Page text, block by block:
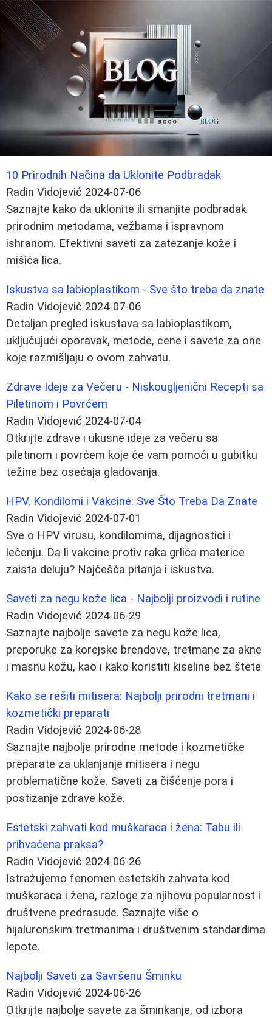
10 Prirodnih Načina da Uklonite Podbradak
Radin Vidojević 2024-07-06
Saznajte kako da uklonite ili smanjite podbradak
prirodnim metodama, vežbama i ispravnom
ishranom. Efektivni saveti za zatezanje kože i
mišića lica.
Iskustva sa labioplastikom - Sve što treba da znate
Radin Vidojević 2024-07-06
Detaljan pregled iskustava sa labioplastikom,
uključujući oporavak, metode, cene i savete za one
koje razmišljaju o ovom zahvatu.
Zdrave Ideje za Večeru - Niskougljenični Recepti sa
Piletinom i Povrćem
Radin Vidojević 2024-07-04
Otkrijte zdrave i ukusne ideje za večeru sa
piletinom i povrćem koje će vam pomoći u gubitku
težine bez osećaja gladovanja.
HPV, Kondilomi i Vakcine: Sve Što Treba Da Znate
Radin Vidojević 2024-07-01
Sve o HPV virusu, kondilomima, dijagnostici i
lečenju. Da li vakcine protiv raka grlića materice
zaista deluju? Najčešća pitanja i iskustva.
Saveti za negu kože lica - Najbolji proizvodi i rutine
Radin Vidojević 2024-06-29
Saznajte najbolje savete za negu kože lica,
preporuke za korejske brendove, tretmane za akne
i masnu kožu, kao i kako koristiti kiseline bez štete
Kako se rešiti mitisera: Najbolji prirodni tretmani i
kozmetički preparati
Radin Vidojević 2024-06-28
Saznajte najbolje prirodne metode i kozmetičke
preparate za uklanjanje mitisera i negu
problematične kože. Saveti za čišćenje pora i
postizanje zdrave kože.
Estetski zahvati kod muškaraca i žena: Tabu ili
prihvaćena praksa?
Radin Vidojević 2024-06-26
Istražujemo fenomen estetskih zahvata kod
muškaraca i žena, razloge za njihovu popularnost i
društvene predrasude. Saznajte više o
hijaluronskim tretmanima i društvenim standardima
lepote.
Najbolji Saveti za Savršenu Šminku
Radin Vidojević 2024-06-26
Otkrijte najbolje savete za šminkanje, od izbora